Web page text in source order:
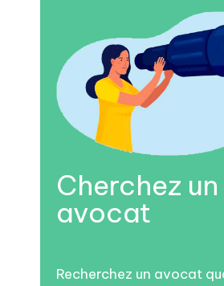
Cherchez un
avocat
Recherchez un avocat